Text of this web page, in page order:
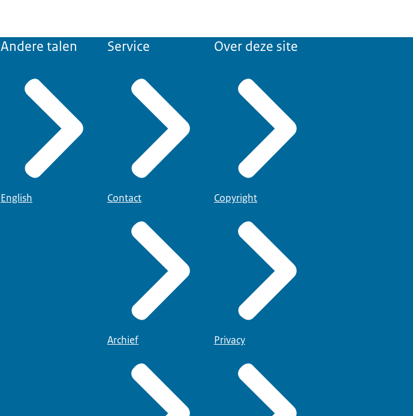
Andere talen
English
Service
Contact
Archief
Over deze site
Copyright
Privacy